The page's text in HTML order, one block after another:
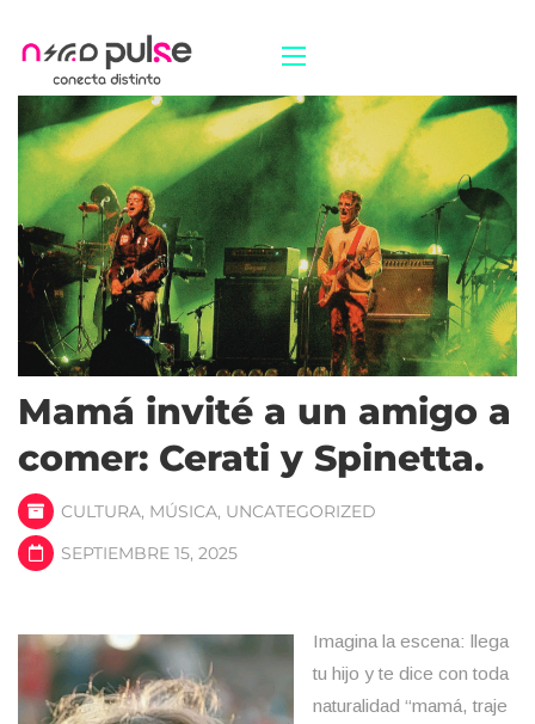
Mamá invité a un amigo a
comer: Cerati y Spinetta.
CULTURA, MÚSICA, UNCATEGORIZED
SEPTIEMBRE 15, 2025
Imagina la escena: llega
tu hijo y te dice con toda
naturalidad “mamá, traje